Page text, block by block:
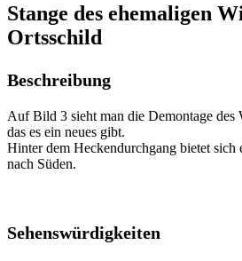
Stange des ehemaligen
Ortsschild
Beschreibung
Auf Bild 3 sieht man die Demontage des
das es ein neues gibt.
Hinter dem Heckendurchgang bietet
nach Süden.
Sehenswürdigkeiten